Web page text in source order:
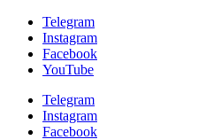
Telegram
Instagram
Facebook
YouTube
Telegram
Instagram
Facebook